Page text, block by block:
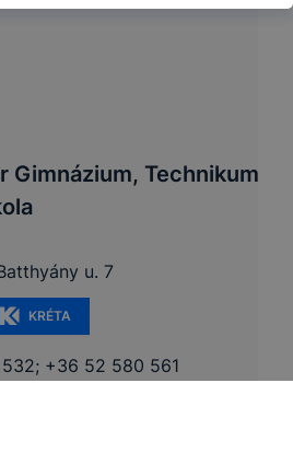
Gimnázium, Technikum
u. 7
KRÉTA
+36 52 580 561